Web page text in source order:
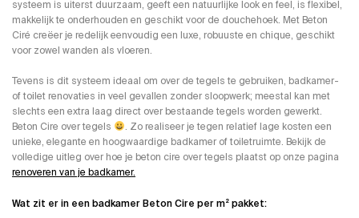
systeem is uiterst duurzaam, geeft een natuurlijke look en feel, is flexibel,
makkelijk te onderhouden en geschikt voor de douchehoek. Met Beton
Ciré creëer je redelijk eenvoudig een luxe, robuuste en chique, geschikt
voor zowel wanden als vloeren.
Tevens is dit systeem ideaal om over de tegels te gebruiken, badkamer-
of toilet renovaties in veel gevallen zonder sloopwerk; meestal kan met
slechts een extra laag direct over bestaande tegels worden gewerkt.
Beton Cire over tegels
. Zo realiseer je tegen relatief lage kosten een
unieke, elegante en hoogwaardige badkamer of toiletruimte. Bekijk de
volledige uitleg over hoe je beton cire over tegels plaatst op onze pagina
renoveren van je badkamer.
Wat zit er in een badkamer Beton Cire per m² pakket: